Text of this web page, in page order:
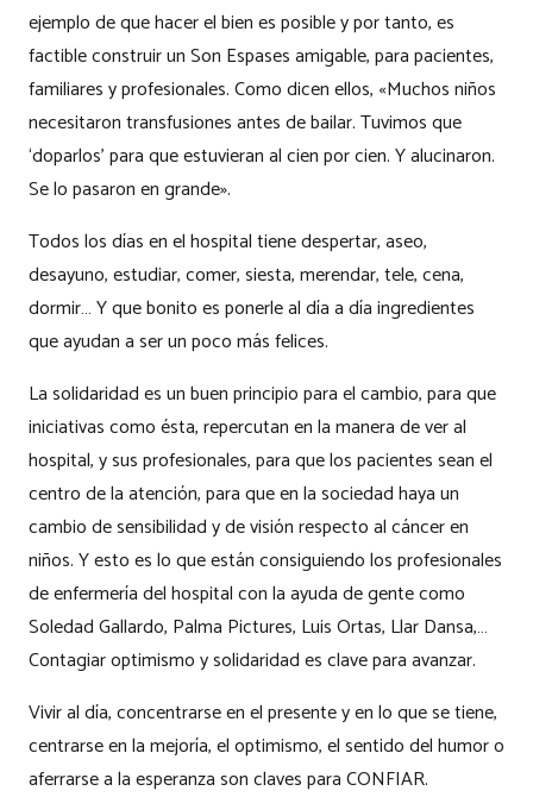
ejemplo de que hacer el bien es posible y por tanto, es
factible construir un Son Espases amigable, para pacientes,
familiares y profesionales. Como dicen ellos, «Muchos niños
necesitaron transfusiones antes de bailar. Tuvimos que
‘doparlos’ para que estuvieran al cien por cien. Y alucinaron.
Se lo pasaron en grande».
Todos los días en el hospital tiene despertar, aseo,
desayuno, estudiar, comer, siesta, merendar, tele, cena,
dormir… Y que bonito es ponerle al día a día ingredientes
que ayudan a ser un poco más felices.
La solidaridad es un buen principio para el cambio, para que
iniciativas como ésta, repercutan en la manera de ver al
hospital, y sus profesionales, para que los pacientes sean el
centro de la atención, para que en la sociedad haya un
cambio de sensibilidad y de visión respecto al cáncer en
niños. Y esto es lo que están consiguiendo los profesionales
de enfermería del hospital con la ayuda de gente como
Soledad Gallardo, Palma Pictures, Luis Ortas, Llar Dansa,…
Contagiar optimismo y solidaridad es clave para avanzar.
Vivir al día, concentrarse en el presente y en lo que se tiene,
centrarse en la mejoría, el optimismo, el sentido del humor o
aferrarse a la esperanza son claves para CONFIAR.